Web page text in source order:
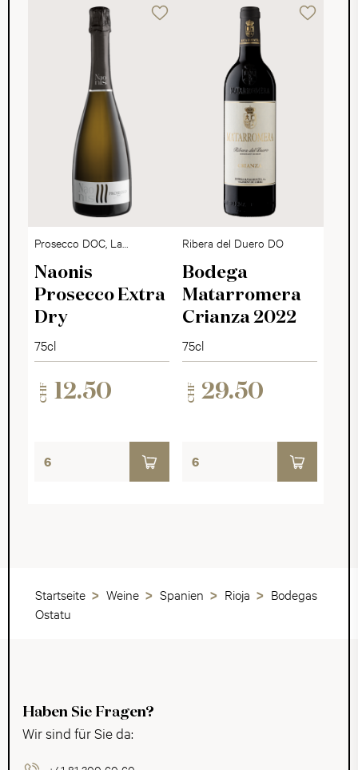
Prosecco DOC, La
Delizia
Naonis
Prosecco Extra
Dry
75cl
CHF 12.50
Ribera del Duero DO
Bodega
Matarromera
Crianza 2022
75cl
CHF 29.50
Startseite Weine Spanien Rioja
Bodegas
Ostatu
Haben Sie Fragen?
Wir sind für Sie da: